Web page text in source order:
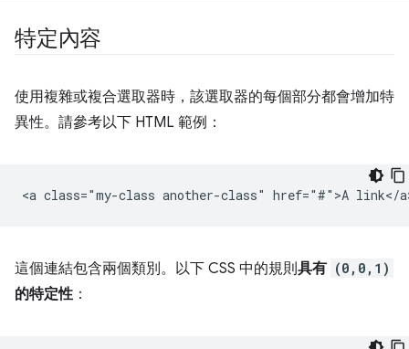
特定內容
使用複雜或複合選取器時，該選取器的每個部分都會增加特
異性。請參考以下 HTML 範例：
這個連結包含兩個類別。以下 CSS 中的規則具有 (0,0,1)
的特定性：